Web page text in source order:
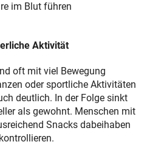
im Blut führen
Aktivität
oft mit viel Bewegung
oder sportliche Aktivitäten
deutlich. In der Folge sinkt
als gewohnt. Menschen mit
Snacks dabeihaben